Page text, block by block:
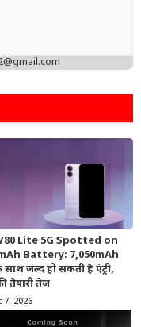
Lite 5G Spotted on
Battery: 7,050mAh
साथ जल्द हो सकती है एंट्री,
तैयारी तेज
7, 2026